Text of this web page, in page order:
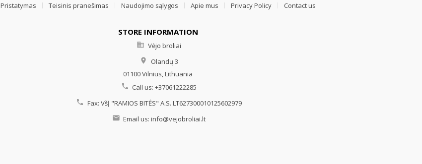
Pristatymas Teisinis pranešimas Naudojimo sąlygos Apie mus Privacy Policy Contact us
STORE INFORMATION
 Vėjo broliai

Olandų 3
01100 Vilnius,Lithuania
 Call us: +37061222285
 Fax: VšĮ "RAMIOS BITĖS" A.S. LT627300010125602979
 Email us: info@vejobroliai.lt